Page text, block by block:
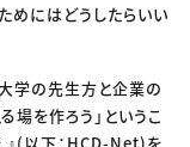
にはどうしたらいい
学の先生方と企業の
場を作ろう」というこ